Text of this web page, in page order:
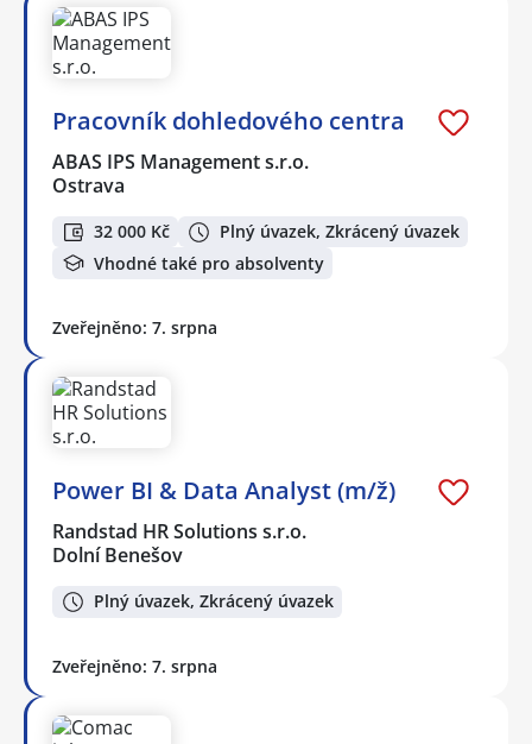
Pracovník dohledového centra
ABAS IPS Management s.r.o.
Ostrava
32 000 Kč
Plný úvazek, Zkrácený úvazek
Vhodné také pro absolventy
Zveřejněno: 7. srpna
Power BI & Data Analyst (m/ž)
Randstad HR Solutions s.r.o.
Dolní Benešov
Plný úvazek, Zkrácený úvazek
Zveřejněno: 7. srpna